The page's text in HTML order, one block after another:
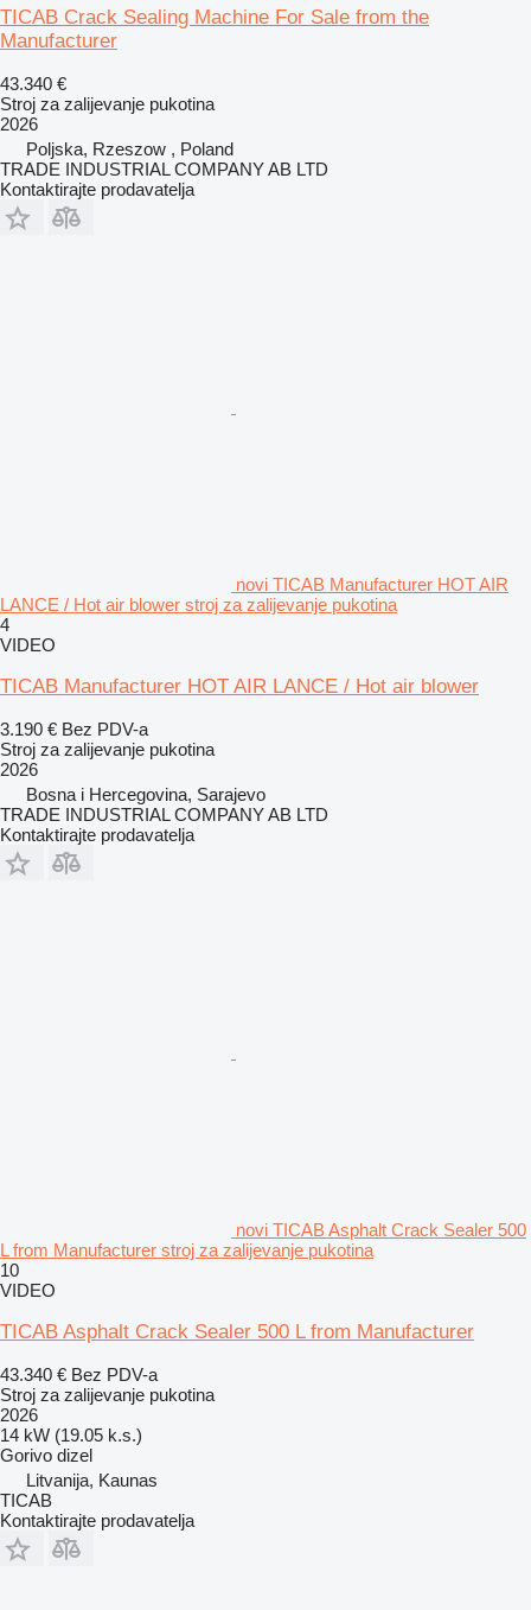
TICAB Crack Sealing Machine For Sale from the
Manufacturer
43.340 €
Stroj za zalijevanje pukotina
2026
Poljska, Rzeszow , Poland
TRADE INDUSTRIAL COMPANY AB LTD
Kontaktirajte prodavatelja
novi TICAB Manufacturer HOT AIR
LANCE / Hot air blower stroj za zalijevanje pukotina
4
VIDEO
TICAB Manufacturer HOT AIR LANCE / Hot air blower
3.190 € Bez PDV-a
Stroj za zalijevanje pukotina
2026
Bosna i Hercegovina, Sarajevo
TRADE INDUSTRIAL COMPANY AB LTD
Kontaktirajte prodavatelja
novi TICAB Asphalt Crack Sealer 500
L from Manufacturer stroj za zalijevanje pukotina
10
VIDEO
TICAB Asphalt Crack Sealer 500 L from Manufacturer
43.340 € Bez PDV-a
Stroj za zalijevanje pukotina
2026
14 kW (19.05 k.s.)
Gorivo dizel
Litvanija, Kaunas
TICAB
Kontaktirajte prodavatelja